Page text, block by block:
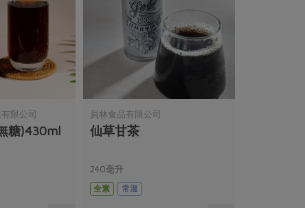
限公司
糖)430ml
員林食品有限公司
仙草甘茶
240毫升
全素
常溫